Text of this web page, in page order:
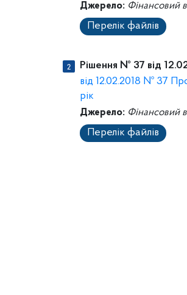
Джерело: Фінансовий
Перелік файлів
Рішення № 37 від
від 12.02.2018 № 37
рік
Джерело: Фінансовий
Перелік файлів